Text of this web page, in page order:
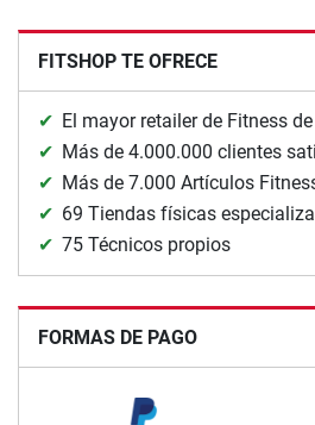
FITSHOP TE OFRECE
El mayor retailer de Fitness
Más de 4.000.000 clientes
Más de 7.000 Artículos
69 Tiendas físicas
75 Técnicos propios
FORMAS DE PAGO